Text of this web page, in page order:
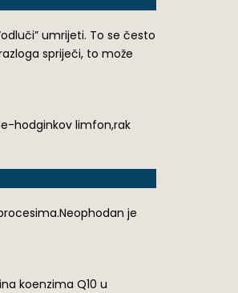
umrijeti. To se često
spriječi, to može
hodginkov limfon,rak
je
koenzima Q10 u